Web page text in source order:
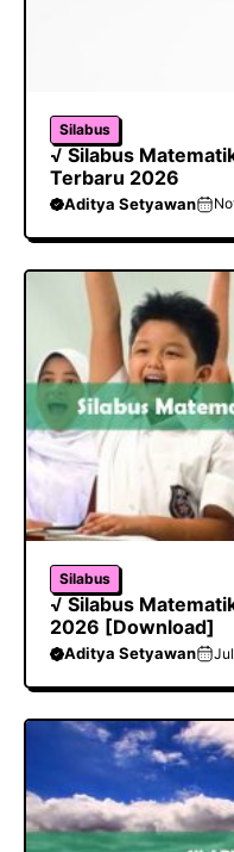
Silabus
√ Silabus
Terbaru 2026
Aditya Setyawan
Silabus
√ Silabus
2026 [Download]
Aditya Setyawan